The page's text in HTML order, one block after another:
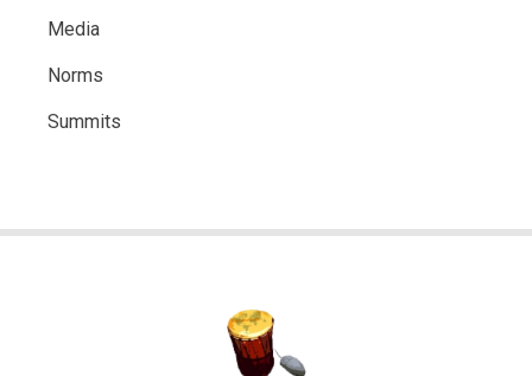
Media
Norms
Summits